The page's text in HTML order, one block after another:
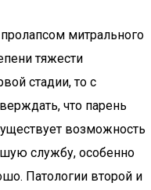
митрального
тяжести
стадии, то с
что парень
возможность
службу, особенно
Патологии второй и